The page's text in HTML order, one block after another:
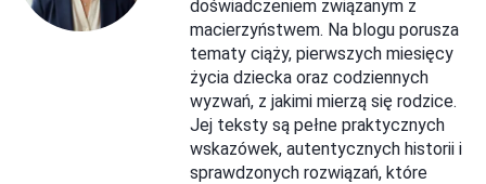
doświadczeniem związanym z
macierzyństwem. Na blogu porusza
tematy ciąży, pierwszych miesięcy
życia dziecka oraz codziennych
wyzwań, z jakimi mierzą się rodzice.
Jej teksty są pełne praktycznych
wskazówek, autentycznych historii i
sprawdzonych rozwiązań, które